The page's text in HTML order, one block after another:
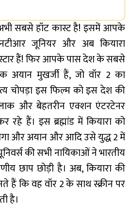
सबसे हॉट कास्ट है! इसमें आपके
जूनियर और अब कियारा
हैं! फिर आपके पास देश के सबसे
अयान मुखर्जी हैं, जो वॉर 2 का
चोपड़ा इस फिल्म को इस देश की
और बेहतरीन एक्शन एंटरटेनर
रहे हैं। इस ब्रह्मांड में कियारा को
और अयान और आदि उसे युद्ध 2 में
की सभी नायिकाओं ने भारतीय
छाप छोड़ी है। अब, कियारा की
हैं कि वह वॉर 2 के साथ स्क्रीन पर
है।